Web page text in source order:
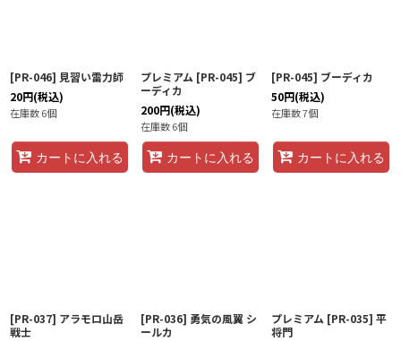
[PR-046] 見習い雷力師
20円(税込)
在庫数 6個
カートに入れる
プレミアム [PR-045] ブ
ーディカ
200円(税込)
在庫数 6個
カートに入れる
[PR-045] ブーディカ
50円(税込)
在庫数 7個
カートに入れる
[PR-037] アラモロ山岳
戦士
[PR-036] 勇気の風翼 シ
ールカ
プレミアム [PR-035] 平
将門